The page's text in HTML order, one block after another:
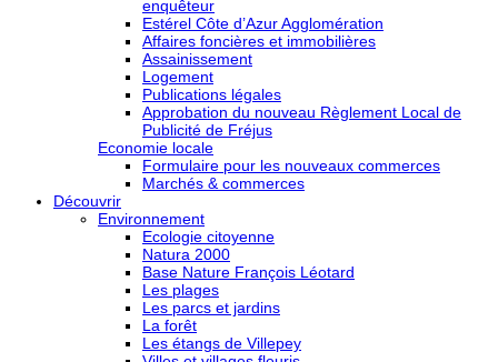
enquêteur
Estérel Côte d’Azur Agglomération
Affaires foncières et immobilières
Assainissement
Logement
Publications légales
Approbation du nouveau Règlement Local de
Publicité de Fréjus
Economie locale
Formulaire pour les nouveaux commerces
Marchés & commerces
Découvrir
Environnement
Ecologie citoyenne
Natura 2000
Base Nature François Léotard
Les plages
Les parcs et jardins
La forêt
Les étangs de Villepey